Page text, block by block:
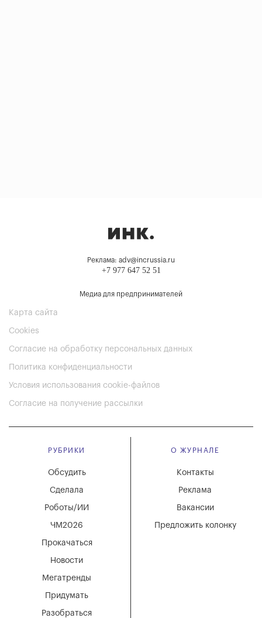
Реклама: adv@incrussia.ru
+7 977 647 52 51
Медиа для предпринимателей
Карта сайта
Cookies
Согласие на обработку персональных данных
Политика конфиденциальности
Условия использования cookie-файлов
Согласие на получение рассылки
РУБРИКИ
Мегатренды
Придумать
Разобраться
Новости
Обсудить
Сделала
Роботы/ИИ
ЧМ2026
Прокачаться
О ЖУРНАЛЕ
Вакансии
Реклама
Контакты
Предложить колонку